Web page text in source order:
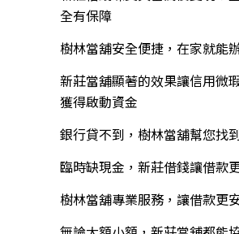
全有保障
樹林當舖安全便捷，在家就能
新莊當舖顯著的效果讓信用微
獲得啟動資金
銀行貸不到，樹林當舖幫您找
臨時缺現金，新莊借錢讓借款
樹林當舖專業服務，讓借款更